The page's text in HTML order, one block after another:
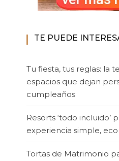
TE PUEDE
Tu fiesta, tus reglas: la
espacios que dejan
cumpleaños
Resorts ‘todo incluido’
experiencia simple,
Tortas de Matrimonio